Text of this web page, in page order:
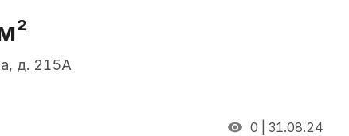
д. 215А
0 31.08.24